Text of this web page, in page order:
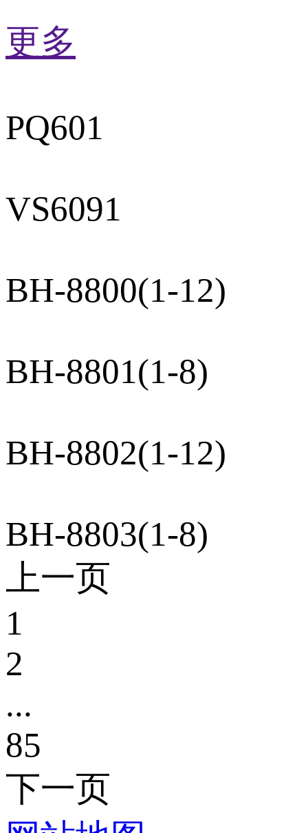
更多
PQ601
VS6091
BH-8800(1-12)
BH-8801(1-8)
BH-8802(1-12)
BH-8803(1-8)
上一页
1
2
...
85
下一页